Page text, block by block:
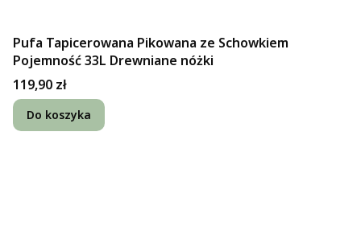
Pufa Tapicerowana Pikowana ze Schowkiem
Pojemność 33L Drewniane nóżki
Cena
119,90 zł
Do koszyka